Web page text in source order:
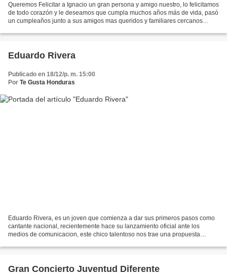
Queremos Felicitar a Ignacio un gran persona y amigo nuestro, lo felicitamos
de todo corazón y le deseamos que cumpla muchos años más de vida, pasó
un cumpleaños junto a sus amigos mas queridos y familiares cercanos
Eduardo Rivera
Publicado en 18/12/p. m. 15:00
Por Te Gusta Honduras
Eduardo Rivera, es un joven que comienza a dar sus primeros pasos como
cantante nacional, recientemente hace su lanzamiento oficial ante los
medios de comunicacion, este chico talentoso nos trae una propuesta
Gran Concierto Juventud Diferente